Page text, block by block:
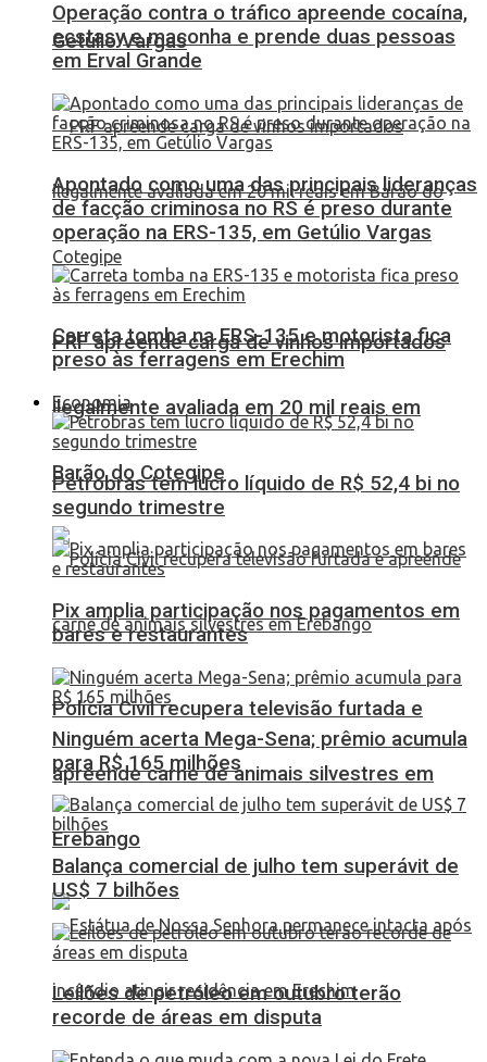
Getúlio Vargas
PRF apreende carga de vinhos importados
ilegalmente avaliada em 20 mil reais em
Barão do Cotegipe
Polícia Civil recupera televisão furtada e
apreende carne de animais silvestres em
Erebango
Operação contra o tráfico apreende cocaína,
ecstasy e maconha e prende duas pessoas
em Erval Grande
Apontado como uma das principais lideranças
de facção criminosa no RS é preso durante
operação na ERS-135, em Getúlio Vargas
Carreta tomba na ERS-135 e motorista fica
preso às ferragens em Erechim
Economia
Petrobras tem lucro líquido de R$ 52,4 bi no
segundo trimestre
Pix amplia participação nos pagamentos em
bares e restaurantes
Ninguém acerta Mega-Sena; prêmio acumula
para R$ 165 milhões
Balança comercial de julho tem superávit de
US$ 7 bilhões
Leilões de petróleo em outubro terão
recorde de áreas em disputa